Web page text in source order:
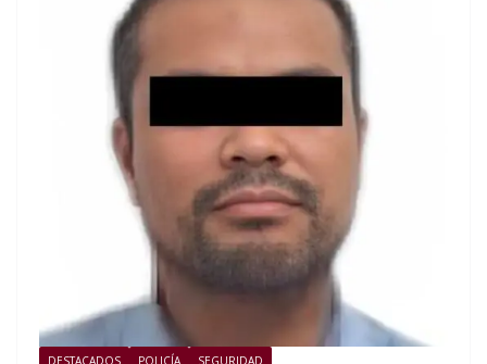
DESTACADOS POLICÍA SEGURIDAD